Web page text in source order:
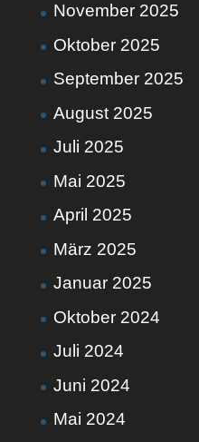
November 2025
Oktober 2025
September 2025
August 2025
Juli 2025
Mai 2025
April 2025
März 2025
Januar 2025
Oktober 2024
Juli 2024
Juni 2024
Mai 2024